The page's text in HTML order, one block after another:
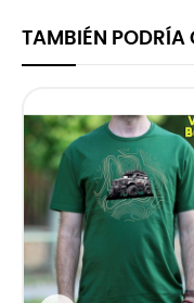
TAMBIÉN PODRÍA